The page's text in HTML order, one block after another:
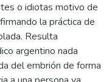
o idiotas motivo de
la práctica de
Resulta
argentino nada
del embrión de forma